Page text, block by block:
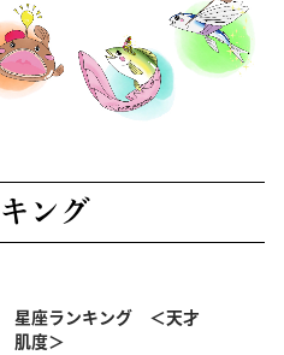
ング
星座ランキング ＜天才
肌度＞